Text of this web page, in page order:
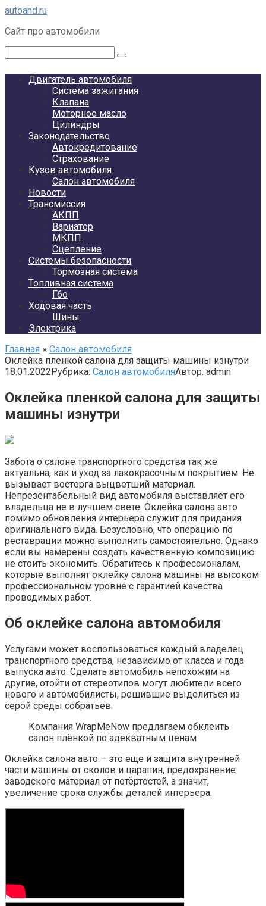
Перейти
контенту
autoand.ru
Сайт про автомобили
Двигатель автомобиля
Система зажигания
Клапана
Моторное масло
Цилиндры
Законодательство
Автокредитование
Страхование
Кузов автомобиля
Салон автомобиля
Новости
Трансмиссия
АКПП
Вариатор
МКПП
Сцепление
Системы безопасности
Тормозная система
Топливная система
Гбо
Ходовая часть
Шины
Электрика
Главная » Салон автомобиля
Оклейка пленкой салона для защиты машины изнутри
18.01.2022Рубрика: Салон автомобиляАвтор: admin
Оклейка пленкой салона для защиты
машины изнутри
Забота о салоне транспортного средства так же
актуальна, как и уход за лакокрасочным покрытием. Не
вызывает восторга выцветший материал.
Непрезентабельный вид автомобиля выставляет его
владельца не в лучшем свете. Оклейка салона авто
помимо обновления интерьера служит для придания
оригинального вида. Безусловно, что операцию по
реставрации можно выполнить самостоятельно. Однако
если вы намерены создать качественную композицию
не стоить экономить. Обратитесь к профессионалам,
которые выполнят оклейку салона машины на высоком
профессиональном уровне с гарантией качества
проводимых работ.
Об оклейке салона автомобиля
Услугами может воспользоваться каждый владелец
транспортного средства, независимо от класса и года
выпуска авто. Сделать автомобиль непохожим на
другие, отойти от стереотипов могут любители всего
нового и автомобилисты, решившие выделиться из
серой среды собратьев.
Компания WrapMeNow предлагаем обклеить
салон плёнкой по адекватным ценам
Оклейка салона авто – это еще и защита внутренней
части машины от сколов и царапин, предохранение
заводского материал от потёртостей, а значит,
увеличение срока службы деталей интерьера.